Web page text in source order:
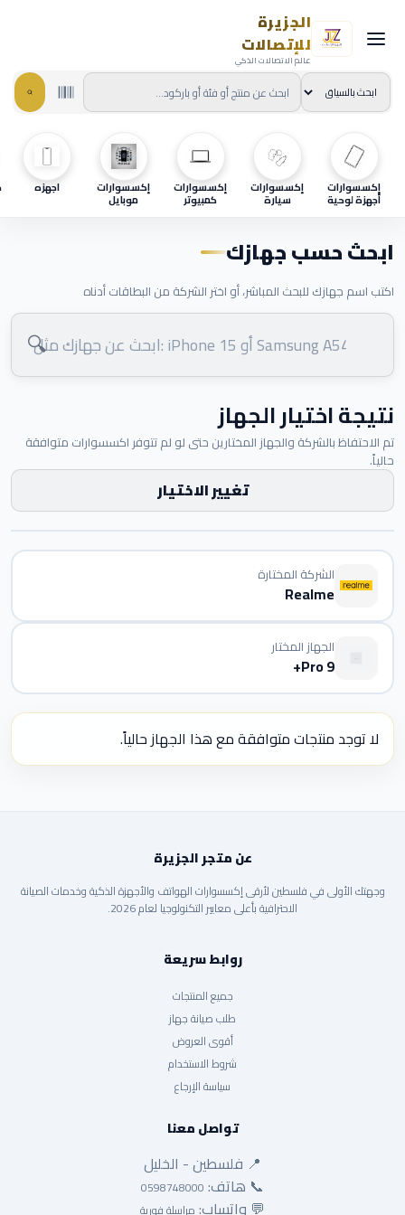
الجزيرة
للإتصالات
عالم الاتصالات الذكي
إكسسوارات
أجهزة لوحية
إكسسوارات
سيارة
إكسسوارات
كمبيوتر
إكسسوارات
موبايل
اجهزه
ابحث حسب جهازك
اكتب اسم جهازك للبحث المباشر، أو اختر الشركة من البطاقات أدناه
🔍
نتيجة اختيار الجهاز
تم الاحتفاظ بالشركة والجهاز المختارين حتى لو لم تتوفر اكسسوارات متوافقة
حالياً.
تغيير الاختيار
الشركة المختارة
Realme
الجهاز المختار
9 Pro+
لا توجد منتجات متوافقة مع هذا الجهاز حالياً.
عن متجر الجزيرة
وجهتك الأولى في فلسطين لأرقى إكسسوارات الهواتف والأجهزة الذكية وخدمات الصيانة
الاحترافية بأعلى معايير التكنولوجيا لعام 2026.
روابط سريعة
جميع المنتجات
طلب صيانة جهاز
أقوى العروض
شروط الاستخدام
سياسة الإرجاع
تواصل معنا
📍 فلسطين - الخليل
📞 هاتف: 0598748000
💬 واتساب: مراسلة فورية